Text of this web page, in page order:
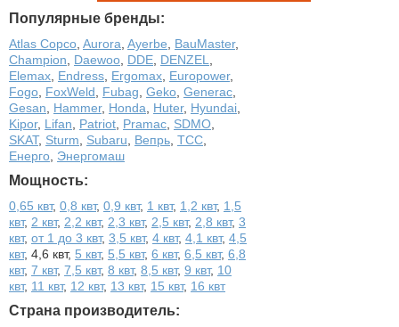
Популярные бренды:
Atlas Copco Aurora Ayerbe BauMaster,
Champion
Daewoo DDE DENZEL
Elemax Endress Ergomax Europower,
Fogo FoxWeld Fubag Geko Generac
Gesan
Hammer, Honda Huter, Hyundai
Kipor, Lifan Patriot Pramac SDMO
SKAT, Sturm Subaru Вепрь ТСС
Енерго Энергомаш
Мощность:
0,65 квт, 0,8 квт, 0,9 квт, 1 квт, 1,2 квт, 1,5
квт, 2 квт, 2,2 квт, 2,3 квт, 2,5 квт, 2,8 квт, 3
квт, от 1 до 3 квт, 3,5 квт, 4 квт, 4,1 квт, 4,5
квт, 4,6 квт, 5 квт, 5,5 квт, 6 квт, 6,5 квт, 6,8
квт, 7 квт, 7,5 квт, 8 квт, 8,5 квт, 9 квт, 10
квт, 11 квт, 12 квт, 13 квт, 15 квт, 16 квт
Страна производитель: